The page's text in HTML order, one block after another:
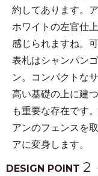
約してあります。
ホワイトの左官仕
感じられますね。
表札はシャンパン
ン。コンパクトな
高い基礎の上に建
も重要な存在です
アンのフェンスを
アに変身します。
DESIGN POINT 2